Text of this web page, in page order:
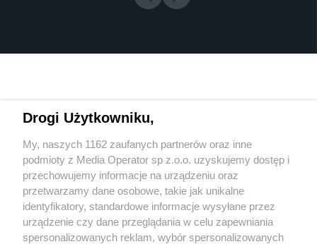
2 / 0
Wydawca mediów lokalnych
Drogi Użytkowniku,
My, naszych 1162 zaufanych partnerów oraz inne
podmioty z Media Operator sp z.o.o. uzyskujemy dostęp i
przechowujemy informacje na urządzeniu oraz
przetwarzamy dane osobowe, takie jak unikalne
identyfikatory, standardowe informacje wysyłane przez
urządzenie czy dane przeglądania w celu zapewniania
spersonalizowanych reklam, wybór spersonalizowanych